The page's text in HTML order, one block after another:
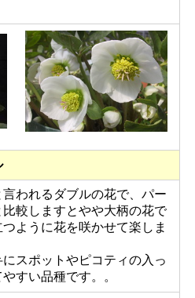
われるダブルの花で、パー
較しますとやや大柄の花で
ように花を咲かせて楽しま
スポットやピコティの入っ
すい品種です。。